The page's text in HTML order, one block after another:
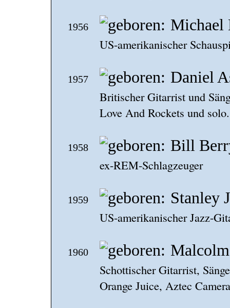
1956 Michael
US-amerikanischer
1957 Daniel
Britischer Gitarrist und
Love And Rockets und solo.
1958 Bill
ex-REM-Schlagzeuger
1959 Stanley
US-amerikanischer Jazz-
1960
Schottischer Gitarrist,
Orange Juice, Aztec